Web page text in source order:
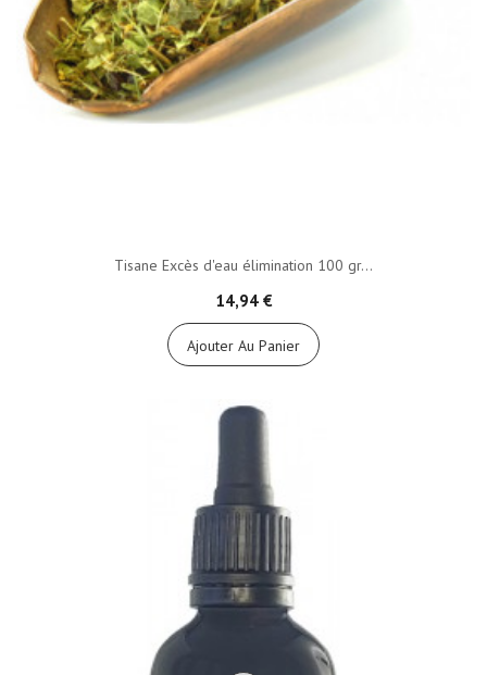
Tisane Excès d'eau élimination 100 gr...
14,94 €
Ajouter Au Panier